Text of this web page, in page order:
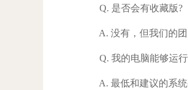
Q. 是否会有收藏版?
A. 没有，但我们的团
Q. 我的电脑能够运行
A. 最低和建议的系统